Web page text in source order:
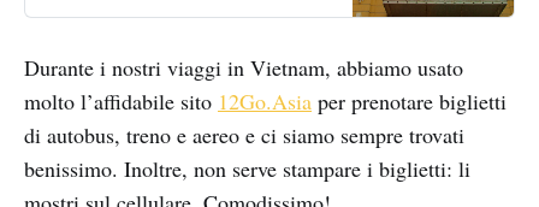
fun experiences, all of which you
Durante i nostri viaggi in Vietnam, abbiamo usato
molto l’affidabile sito 12Go.Asia per prenotare biglietti
di autobus, treno e aereo e ci siamo sempre trovati
benissimo. Inoltre, non serve stampare i biglietti: li